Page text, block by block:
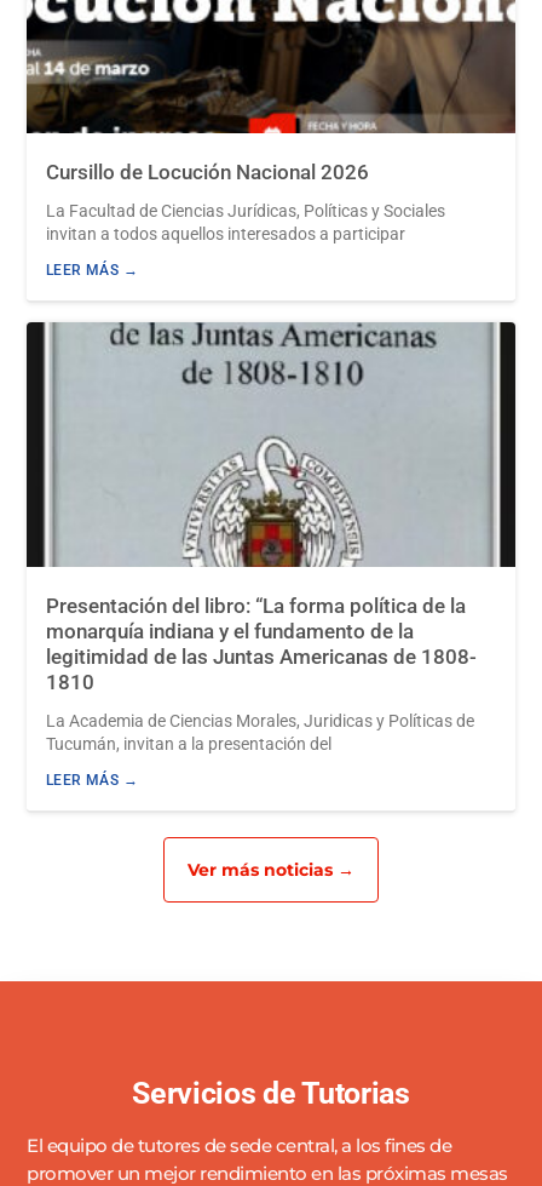
Cursillo de Locución Nacional 2026
La Facultad de Ciencias Jurídicas, Políticas y Sociales
invitan a todos aquellos interesados a participar
LEER MÁS →
Presentación del libro: “La forma política de la
monarquía indiana y el fundamento de la
legitimidad de las Juntas Americanas de 1808-
1810
La Academia de Ciencias Morales, Juridicas y Políticas de
Tucumán, invitan a la presentación del
LEER MÁS →
Ver más noticias →
Servicios de Tutorias
El equipo de tutores de sede central, a los fines de
promover un mejor rendimiento en las próximas mesas